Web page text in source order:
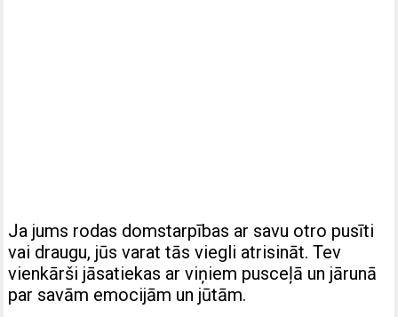
Ja jums rodas domstarpības ar savu otro pusīti
vai draugu, jūs varat tās viegli atrisināt. Tev
vienkārši jāsatiekas ar viņiem pusceļā un jārunā
par savām emocijām un jūtām.